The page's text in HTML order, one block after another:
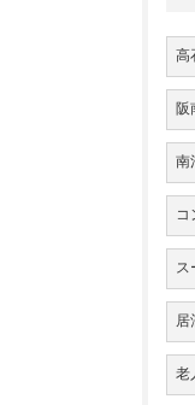
高
阪
南
コ
ス
居
老